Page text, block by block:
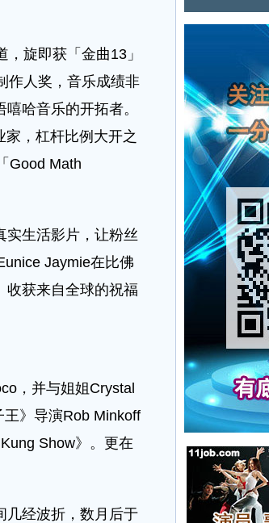
旋即获「金曲13」
作人奖，音乐成绩非
哈音乐的开拓者。
，杠杆比例大开之
Good Math
生活影片，让粉丝
Jaymie在比佛
收获来自全球的祝福
，并与姐姐Crystal
》导演Rob Minkoff
Show》。更在
经波折，数月后于